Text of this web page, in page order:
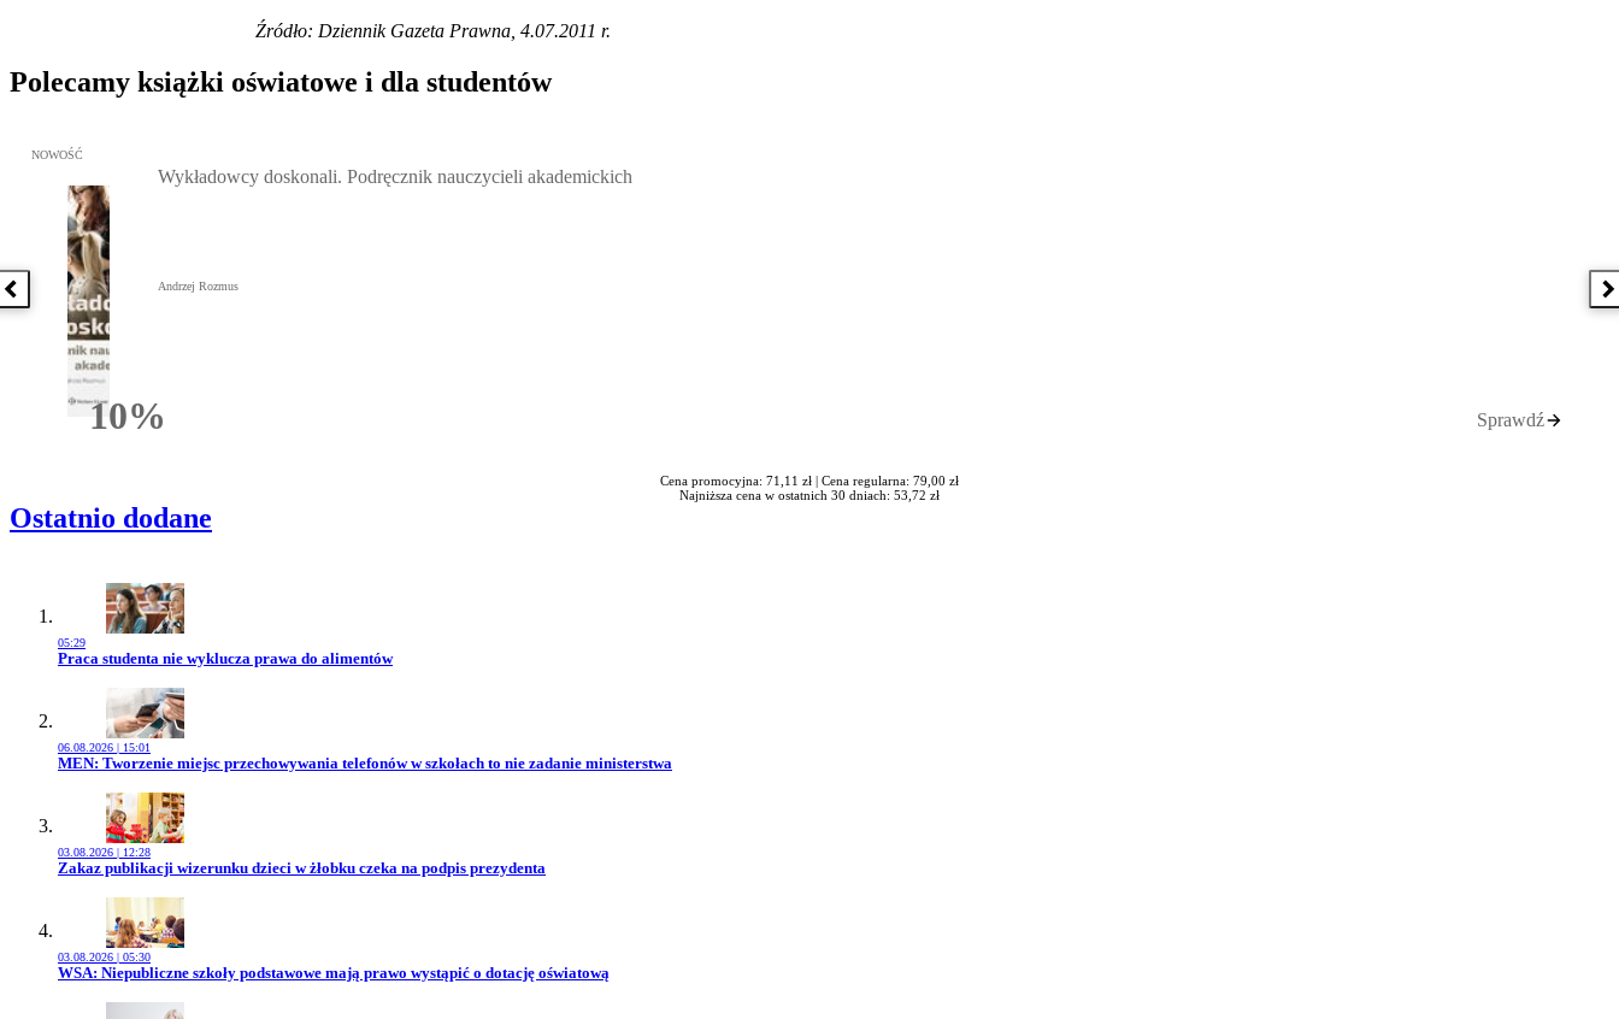
Źródło: Dziennik Gazeta Prawna, 4.07.2011 r.
Polecamy książki oświatowe i dla studentów
Poprzednia książka
Przejdź do: Wykładowcy doskonali. Podręcznik nauczycieli akademickich, Andrzej Rozmus - otwiera się w nowym oknie
NOWOŚĆ
10%Rabatu
Wykładowcy doskonali. Podręcznik nauczycieli akademickich
Andrzej Rozmus
Sprawdź
Cena promocyjna: 71,11 zł | Cena regularna: 79,00 zł
Najniższa cena w ostatnich 30 dniach: 53,72 zł
Ostatnio dodane
05:29
Przejdź do artykułu:
Praca studenta nie wyklucza prawa do alimentów
06.08.2026 | 15:01
Przejdź do artykułu:
MEN: Tworzenie miejsc przechowywania telefonów w szkołach to nie zadanie ministerstwa
03.08.2026 | 12:28
Przejdź do artykułu:
Zakaz publikacji wizerunku dzieci w żłobku czeka na podpis prezydenta
03.08.2026 | 05:30
Przejdź do artykułu:
WSA: Niepubliczne szkoły podstawowe mają prawo wystąpić o dotację oświatową